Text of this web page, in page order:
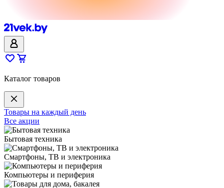
Каталог товаров
Товары на каждый день
Все акции
Бытовая техника
Смартфоны, ТВ и электроника
Компьютеры и периферия